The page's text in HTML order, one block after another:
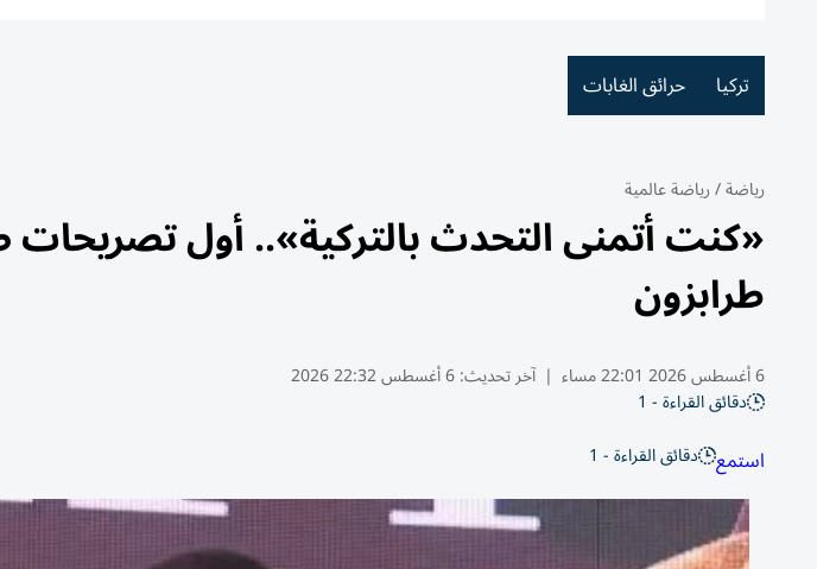
تركيا حرائق الغابات
رياضة/رياضة عالمية
«كنت أتمنى التحدث بالتركية».. أول تصريحات
طرابزون
6 أغسطس 2026 22:01 مساء | آخر تحديث:6 أغسطس 22:32 2026
دقائق القراءة - 1
استمع دقائق القراءة - 1